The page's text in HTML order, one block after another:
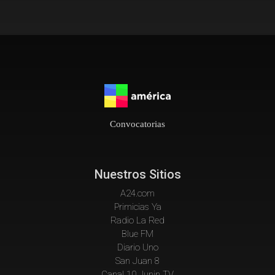
Convocatorias
Nuestros Sitios
A24.com
Primicias Ya
Radio La Red
Blue FM
Diario Uno
San Juan 8